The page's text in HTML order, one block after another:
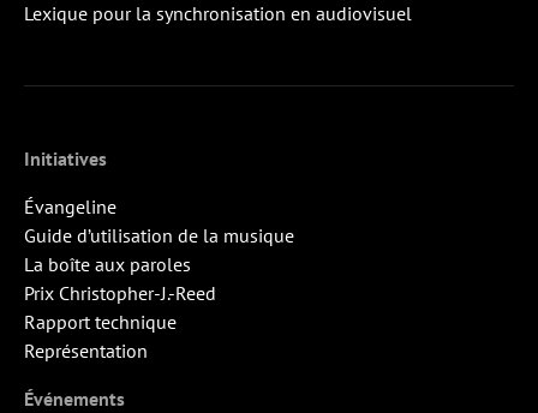
Lexique pour la synchronisation en audiovisuel
Initiatives
Évangeline
Guide d’utilisation de la musique
La boîte aux paroles
Prix Christopher-J.-Reed
Rapport technique
Représentation
Événements